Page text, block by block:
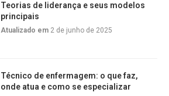
Teorias de liderança e seus modelos
principais
Atualizado em 2 de junho de 2025
Técnico de enfermagem: o que faz,
onde atua e como se especializar